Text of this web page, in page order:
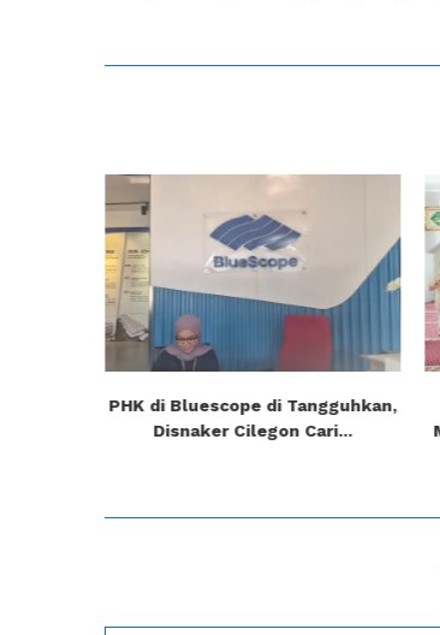
PHK di Bluescope di Tangguhkan,
Disnaker Cilegon Cari...